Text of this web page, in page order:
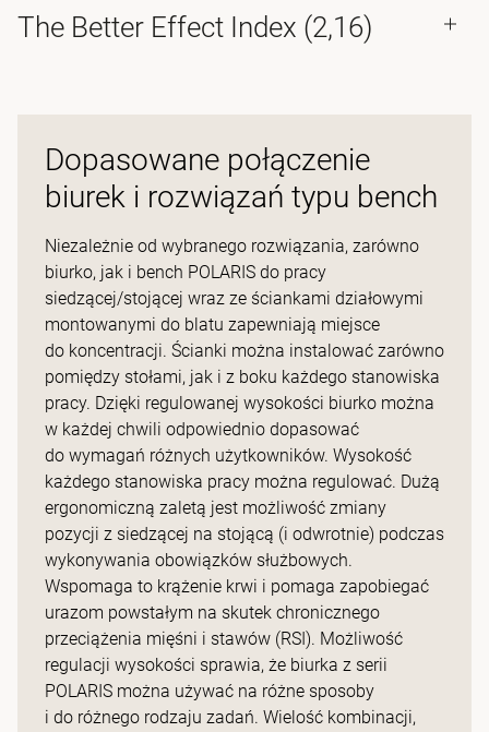
The Better Effect Index (2,16)
Dopasowane połączenie
biurek i rozwiązań typu bench
Niezależnie od wybranego rozwiązania, zarówno
biurko, jak i bench POLARIS do pracy
siedzącej/stojącej wraz ze ściankami działowymi
montowanymi do blatu zapewniają miejsce
do koncentracji. Ścianki można instalować zarówno
pomiędzy stołami, jak i z boku każdego stanowiska
pracy. Dzięki regulowanej wysokości biurko można
w każdej chwili odpowiednio dopasować
do wymagań różnych użytkowników. Wysokość
każdego stanowiska pracy można regulować. Dużą
ergonomiczną zaletą jest możliwość zmiany
pozycji z siedzącej na stojącą (i odwrotnie) podczas
wykonywania obowiązków służbowych.
Wspomaga to krążenie krwi i pomaga zapobiegać
urazom powstałym na skutek chronicznego
przeciążenia mięśni i stawów (RSI). Możliwość
regulacji wysokości sprawia, że biurka z serii
POLARIS można używać na różne sposoby
i do różnego rodzaju zadań. Wielość kombinacji,